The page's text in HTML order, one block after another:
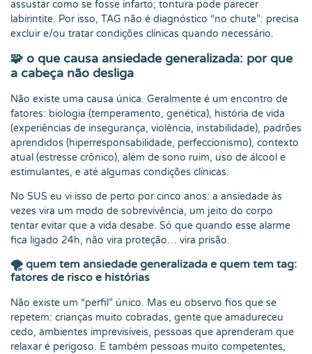
assustar como se fosse infarto; tontura pode parecer
labirintite. Por isso, TAG não é diagnóstico “no chute”: precisa
excluir e/ou tratar condições clínicas quando necessário.
🧩 o que causa ansiedade generalizada: por que
a cabeça não desliga
Não existe uma causa única. Geralmente é um encontro de
fatores: biologia (temperamento, genética), história de vida
(experiências de insegurança, violência, instabilidade), padrões
aprendidos (hiperresponsabilidade, perfeccionismo), contexto
atual (estresse crônico), além de sono ruim, uso de álcool e
estimulantes, e até algumas condições clínicas.
No SUS eu vi isso de perto por cinco anos: a ansiedade às
vezes vira um modo de sobrevivência, um jeito do corpo
tentar evitar que a vida desabe. Só que quando esse alarme
fica ligado 24h, não vira proteção… vira prisão.
🌪️ quem tem ansiedade generalizada e quem tem tag:
fatores de risco e histórias
Não existe um “perfil” único. Mas eu observo fios que se
repetem: crianças muito cobradas, gente que amadureceu
cedo, ambientes imprevisíveis, pessoas que aprenderam que
relaxar é perigoso. E também pessoas muito competentes,